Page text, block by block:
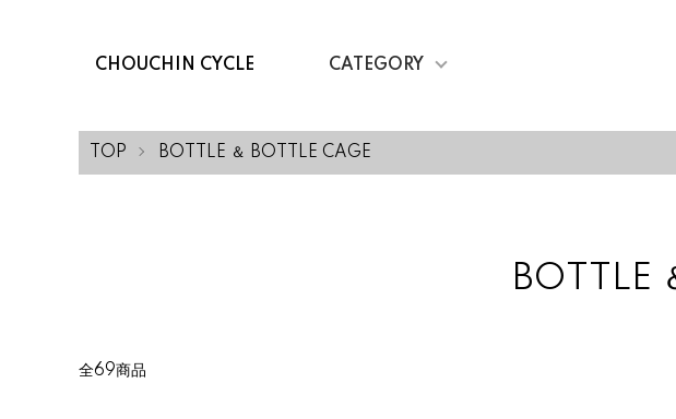
CHOUCHIN CYCLE CATEGORY
TOP BOTTLE ＆ BOTTLE CAGE
BOTTLE
全69商品